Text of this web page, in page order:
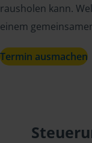
rausholen kann.
einem
Termin ausmachen